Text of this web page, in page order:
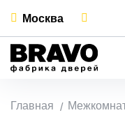
Москва
Главная